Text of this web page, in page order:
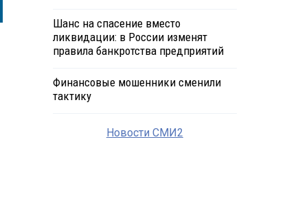
Шанс на спасение вместо
ликвидации: в России изменят
правила банкротства предприятий
Финансовые мошенники сменили
тактику
Новости СМИ2